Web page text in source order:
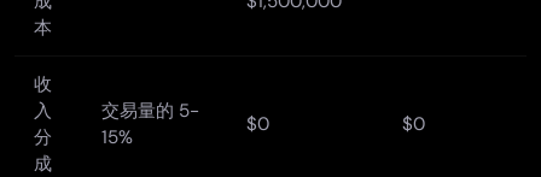
本
收
入
分
成
交易量的 5-
15%
$0 $0